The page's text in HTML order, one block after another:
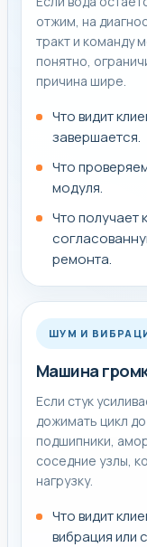
отжим, на
тракт и команду
понятно,
причина шире.
Что видит
завершается.
Что
модуля.
Что получает
ремонта.
ШУМ И
Машина
Если стук
дожимать цикл
подшипники,
соседние узлы,
нагрузку.
Что видит
вибрация или